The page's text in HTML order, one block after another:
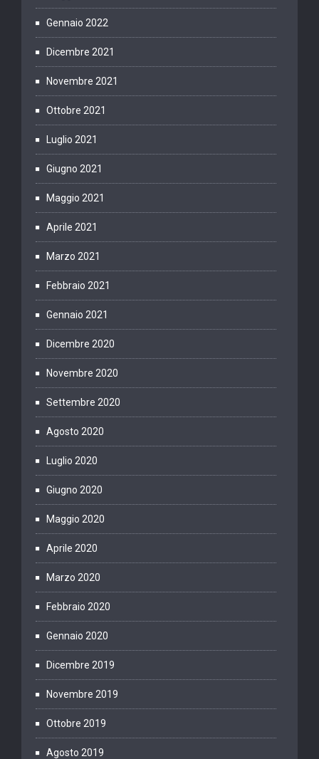
Gennaio 2022
Dicembre 2021
Novembre 2021
Ottobre 2021
Luglio 2021
Giugno 2021
Maggio 2021
Aprile 2021
Marzo 2021
Febbraio 2021
Gennaio 2021
Dicembre 2020
Novembre 2020
Settembre 2020
Agosto 2020
Luglio 2020
Giugno 2020
Maggio 2020
Aprile 2020
Marzo 2020
Febbraio 2020
Gennaio 2020
Dicembre 2019
Novembre 2019
Ottobre 2019
Agosto 2019